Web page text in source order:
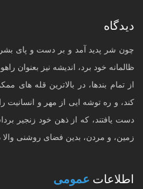
دیدگاه
چون شر پدید آمد و بر دست و پای بشر
ظالمانه خود برد، اندیشه نیز بعنوان
از تمام بندها، در بالاترین قله
کند، و ره توشه ایی از مهر و انسانیت
دست یافتند، که از ذهن خود زنجیر
زمین، و مردن، بدین فضای روشنی والا
اطلاعات عمومی